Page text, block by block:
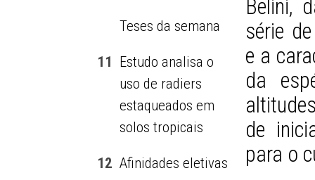
Teses da semana
11 Estudo analisa o
uso de radiers
estaqueados em
solos tropicais
12 Afinidades eletivas
Belini,
série
e a
da
de
para o